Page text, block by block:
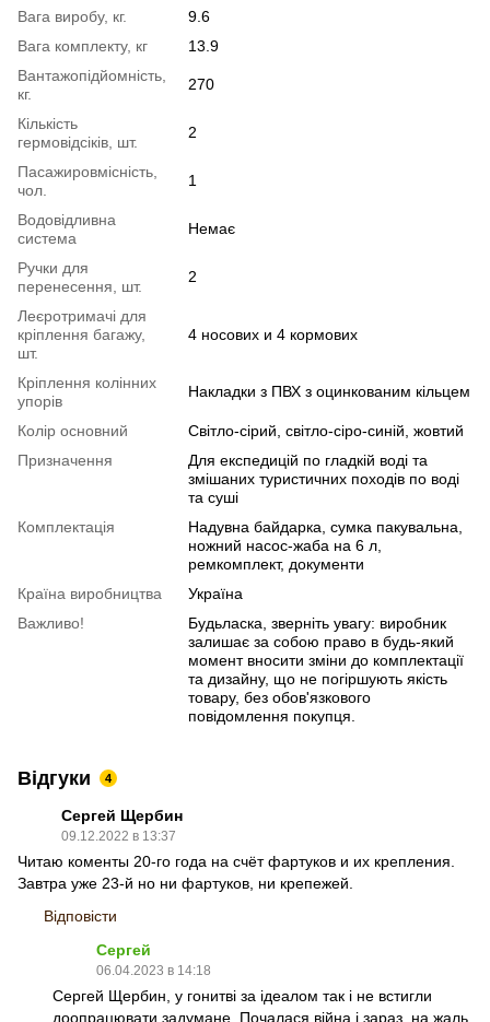
Вага виробу, кг.
9.6
Вага комплекту, кг
13.9
Вантажопідйомність,
кг.
270
Кількість
гермовідсіків, шт.
2
Пасажировмісність,
чол.
1
Водовідливна
система
Немає
Ручки для
перенесення, шт.
2
Леєротримачі для
кріплення багажу,
шт.
4 носових и 4 кормових
Кріплення колінних
упорів
Накладки з ПВХ з оцинкованим кільцем
Колір основний
Світло-сірий, світло-сіро-синій, жовтий
Призначення
Для експедицій по гладкій воді та
змішаних туристичних походів по воді
та суші
Комплектація
Надувна байдарка, сумка пакувальна,
ножний насос-жаба на 6 л,
ремкомплект, документи
Країна виробництва
Україна
Важливо!
Будьласка, зверніть увагу: виробник
залишає за собою право в будь-який
момент вносити зміни до комплектації
та дизайну, що не погіршують якість
товару, без обов'язкового
повідомлення покупця.
Відгуки 4
Сергей Щербин
09.12.2022 в 13:37
Читаю коменты 20-го года на счёт фартуков и их крепления.
Завтра уже 23-й но ни фартуков, ни крепежей.
Відповісти
Сергей
06.04.2023 в 14:18
Сергей Щербин, у гонитві за ідеалом так і не встигли
доопрацювати задумане. Почалася війна і зараз, на жаль,